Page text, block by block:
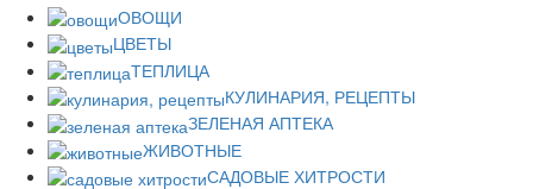
ОВОЩИ
ЦВЕТЫ
ТЕПЛИЦА
КУЛИНАРИЯ, РЕЦЕПТЫ
ЗЕЛЕНАЯ АПТЕКА
ЖИВОТНЫЕ
САДОВЫЕ ХИТРОСТИ